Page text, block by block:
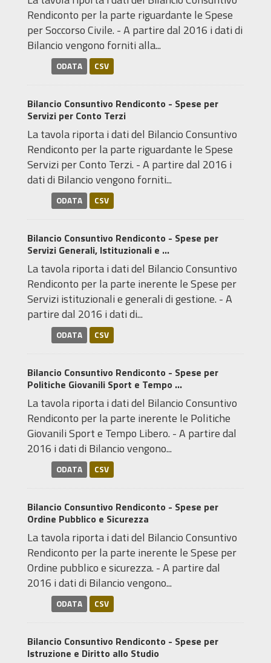
Rendiconto per la parte riguardante le Spese
per Soccorso Civile. - A partire dal 2016 i dati di
Bilancio vengono forniti alla...
ODATA CSV
Bilancio Consuntivo Rendiconto - Spese per
Servizi per Conto Terzi
La tavola riporta i dati del Bilancio Consuntivo
Rendiconto per la parte riguardante le Spese
Servizi per Conto Terzi. - A partire dal 2016 i
dati di Bilancio vengono forniti...
ODATA CSV
Bilancio Consuntivo Rendiconto - Spese per
Servizi Generali, Istituzionali e ...
La tavola riporta i dati del Bilancio Consuntivo
Rendiconto per la parte inerente le Spese per
Servizi istituzionali e generali di gestione. - A
partire dal 2016 i dati di...
ODATA CSV
Bilancio Consuntivo Rendiconto - Spese per
Politiche Giovanili Sport e Tempo ...
La tavola riporta i dati del Bilancio Consuntivo
Rendiconto per la parte inerente le Politiche
Giovanili Sport e Tempo Libero. - A partire dal
2016 i dati di Bilancio vengono...
ODATA CSV
Bilancio Consuntivo Rendiconto - Spese per
Ordine Pubblico e Sicurezza
La tavola riporta i dati del Bilancio Consuntivo
Rendiconto per la parte inerente le Spese per
Ordine pubblico e sicurezza. - A partire dal
2016 i dati di Bilancio vengono...
ODATA CSV
Bilancio Consuntivo Rendiconto - Spese per
Istruzione e Diritto allo Studio